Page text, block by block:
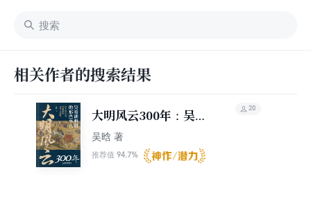
相关作者的搜索结果
大明风云300年：吴晗
讲明朝的那些事儿
吴晗 著
推荐值 94.7%
20